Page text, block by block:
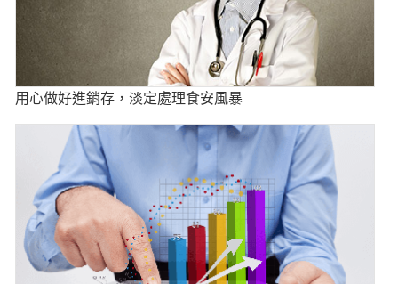
用心做好進銷存，淡定處理食安風暴